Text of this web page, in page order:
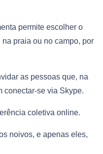
permite escolher o
praia ou no campo, por
as pessoas que, na
conectar-se via Skype.
coletiva online.
noivos, e apenas eles,